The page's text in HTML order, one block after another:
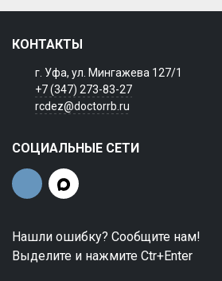
КОНТАКТЫ
г. Уфа, ул. Мингажева 127/1
+7 (347) 273-83-27
rcdez@doctorrb.ru
СОЦИАЛЬНЫЕ СЕТИ
Нашли ошибку? Сообщите нам!
Выделите и нажмите Ctr+Enter